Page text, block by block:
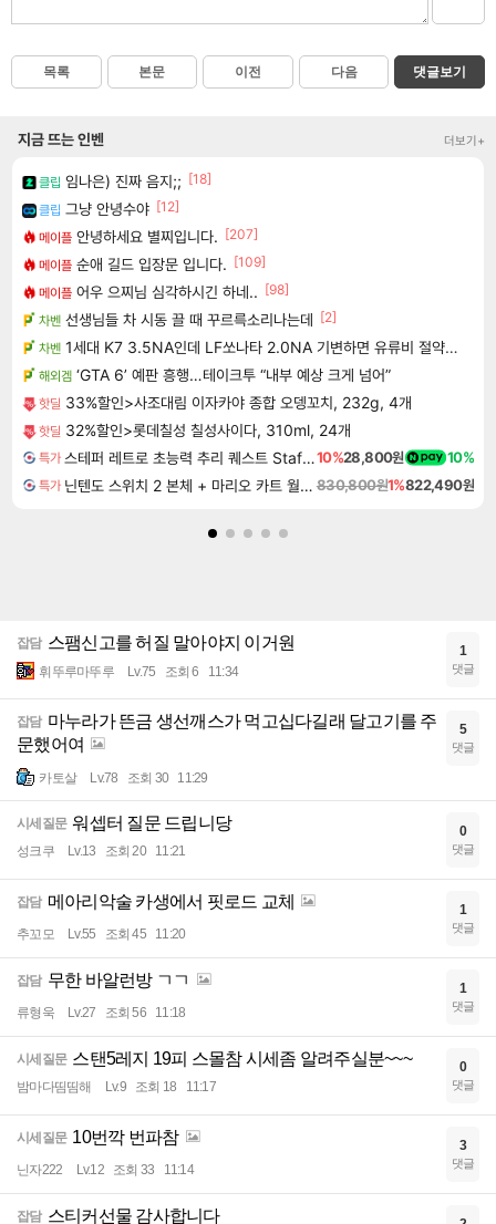
목록 본문 이전 다음 댓글보기
지금 뜨는 인벤 더보기+
클립 임나은) 진짜 음지;; [18]
클립 그냥 안녕수야 [12]
메이플 안녕하세요 별찌입니다. [207]
메이플 순애 길드 입장문 입니다. [109]
메이플 어우 으찌님 심각하시긴 하네.. [98]
차벤 선생님들 차 시동 끌 때 꾸르륵소리나는데 [2]
차벤 1세대 K7 3.5NA인데 LF쏘나타 2.0NA 기변하면 유류비 절약이 얼마나 될까요..?
해외겜 ‘GTA 6’ 예판 흥행…테이크투 “내부 예상 크게 넘어”
핫딜 33%할인>사조대림 이자카야 종합 오뎅꼬치, 232g, 4개
핫딜 32%할인>롯데칠성 칠성사이다, 310ml, 24개
특가 스테퍼 레트로 초능력 추리 퀘스트 Staffer Retro A Supernatural Mystery Quest10%28,800원 10%
특가 닌텐도 스위치 2 본체 + 마리오 카트 월드 + 슈퍼 마리오 파티 잼버리 닌텐도 스위치 2 에디션 + 잼버리 TV 번들 830,800원1%822,490원
잡담 스팸신고를 허질 말아야지 이거원
휘뚜루마뚜루 Lv.75 조회 6 11:34
1
댓글
잡담 마누라가 뜬금 생선깨스가 먹고십다길래 달고기를 주
문했어여
카토살 Lv.78 조회 30 11:29
5
댓글
시세질문 워셉터 질문 드립니당
성크쿠 Lv.13 조회 20 11:21
0
댓글
잡담 메아리악술 카생에서 핏로드 교체
추꼬모 Lv.55 조회 45 11:20
1
댓글
잡담 무한 바알런방 ㄱㄱ
류형욱 Lv.27 조회 56 11:18
1
댓글
시세질문 스탠5레지 19피 스몰참 시세좀 알려주실분~~~
밤마다띰띰해 Lv.9 조회 18 11:17
0
댓글
시세질문 10번깍 번파참
닌자222 Lv.12 조회 33 11:14
3
댓글
잡담 스티커선물 감사합니다